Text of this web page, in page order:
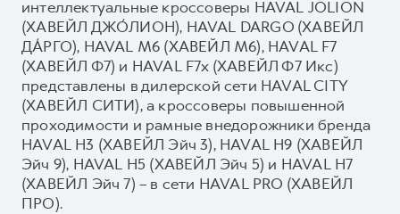
интеллектуальные кроссоверы HAVAL JOLION
(ХАВЕЙЛ ДЖО́ЛИОН), HAVAL DARGO (ХАВЕЙЛ
ДА́РГО), HAVAL М6 (ХАВЕЙЛ M6), HAVAL F7
(ХАВЕЙЛ Ф7) и HAVAL F7x (ХАВЕЙЛ Ф7 Икс)
представлены в дилерской сети HAVAL CITY
(ХАВЕЙЛ СИТИ), а кроссоверы повышенной
проходимости и рамные внедорожники бренда
HAVAL H3 (ХАВЕЙЛ Эйч 3), HAVAL H9 (ХАВЕЙЛ
Эйч 9), HAVAL H5 (ХАВЕЙЛ Эйч 5) и HAVAL H7
(ХАВЕЙЛ Эйч 7) – в сети HAVAL PRO (ХАВЕЙЛ
ПРО).